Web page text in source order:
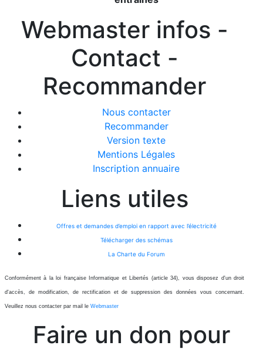
Webmaster infos -
Contact -
Recommander
Nous contacter
Recommander
Version texte
Mentions Légales
Inscription annuaire
Liens utiles
Offres et demandes d’emploi en rapport avec l’électricité
Télécharger des schémas
La Charte du Forum
Conformément à la loi française Informatique et Libertés (article 34), vous disposez d'un droit
d'accès, de modification, de rectification et de suppression des données vous concernant.
Veuillez nous contacter par mail le Webmaster
Faire un don pour